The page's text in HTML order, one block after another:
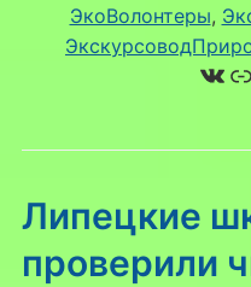
ЭкоВолонтеры,
Липецкие
проверили